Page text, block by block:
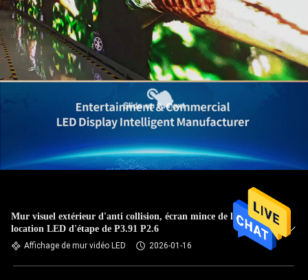
Mur visuel extérieur d'anti collision, écran mince de la
location LED d'étape de P3.91 P2.6
Affichage de mur vidéo LED 2026-01-16